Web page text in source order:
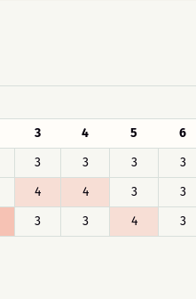
3 4 5 6
3 3 3 3
4 4 3 3
3 3 4 3